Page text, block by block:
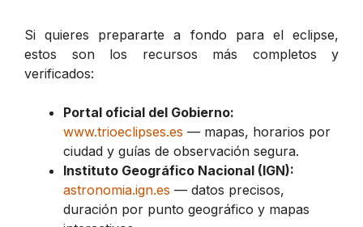
Si quieres prepararte a fondo para el eclipse,
estos son los recursos más completos y
verificados:
Portal oficial del Gobierno:
www.trioeclipses.es — mapas, horarios por
ciudad y guías de observación segura.
Instituto Geográfico Nacional (IGN):
astronomia.ign.es — datos precisos,
duración por punto geográfico y mapas